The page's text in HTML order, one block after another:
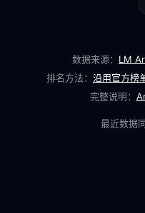
数据来源： LM
排名方法： 沿用官方榜
完整说明：
最近数据同